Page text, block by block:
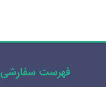
ها
است
در
فهرست سفارشی